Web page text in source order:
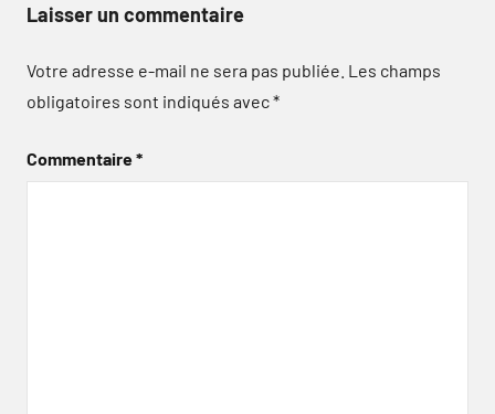
Laisser un commentaire
Votre adresse e-mail ne sera pas publiée. Les champs
obligatoires sont indiqués avec*
Commentaire*